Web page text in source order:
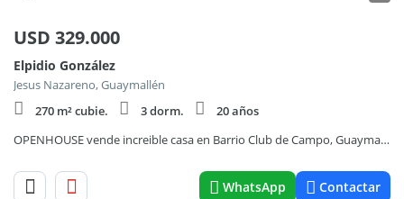
USD 329.000
Elpidio González
Jesus Nazareno, Guaymallén
270 m² cubie.
3 dorm.
20 años
OPENHOUSE vende increible casa en Barrio Club de Campo, Guaymallén.
WhatsApp Contactar